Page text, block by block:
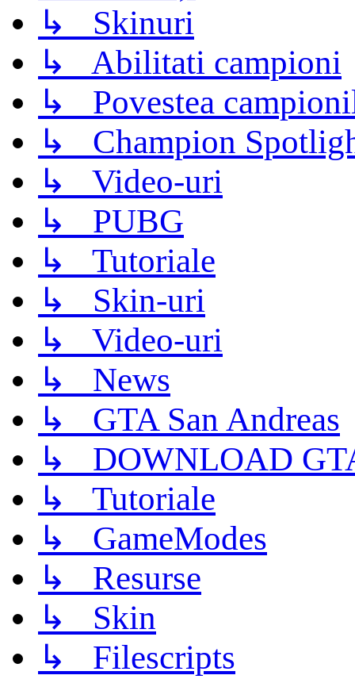
↳ Skinuri
↳ Abilitati campioni
↳ Povestea
↳ Champion
↳ Video-uri
↳ PUBG
↳ Tutoriale
↳ Skin-uri
↳ Video-uri
↳ News
↳ GTA San Andreas
↳ DOWNLOAD
↳ Tutoriale
↳ GameModes
↳ Resurse
↳ Skin
↳ Filescripts